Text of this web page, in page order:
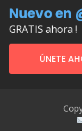
Nuevo en
GRATIS ahora !
ÚNETE